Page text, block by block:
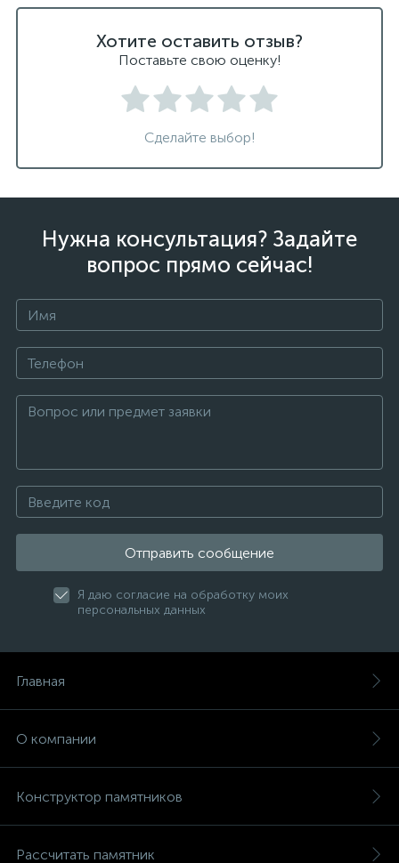
Хотите оставить отзыв?
Поставьте свою оценку!
Сделайте выбор!
Нужна консультация? Задайте
вопрос прямо сейчас!
Отправить сообщение
Я даю согласие на обработку моих
персональных данных
Главная
О компании
Конструктор памятников
Рассчитать памятник